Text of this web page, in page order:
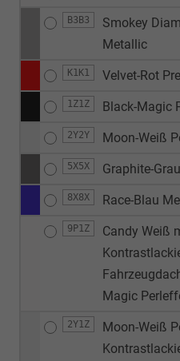
B3B3
Smokey
Metallic
K1K1 Velvet-Rot
1Z1Z Black-Magic
2Y2Y Moon-Weiß
5X5X Graphite-
8X8X Race-Blau
9P1Z
Candy Weiß
Magic
2Y1Z
Moon-Weiß